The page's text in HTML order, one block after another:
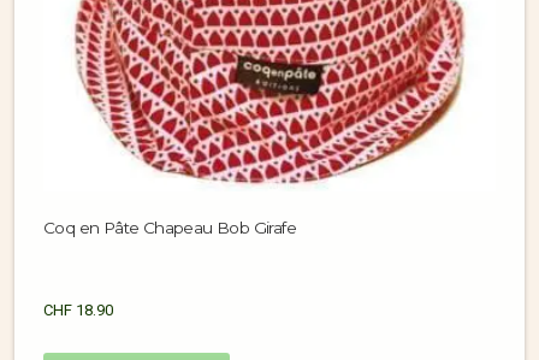
Coq en Pâte Chapeau Bob Girafe
CHF 18.90